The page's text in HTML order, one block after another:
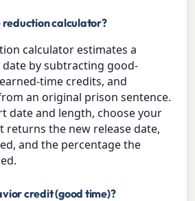
reduction calculator?
calculator estimates a
by subtracting good-
time credits, and
an original prison sentence.
date and length, choose your
returns the new release date,
and the percentage the
credit (good time)?